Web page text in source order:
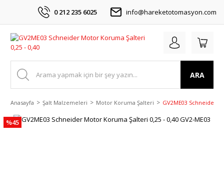
0 212 235 6025 info@hareketotomasyon.com
ARA
Anasayfa Şalt Malzemeleri Motor Koruma Şalteri GV2ME03 Schneider
%45